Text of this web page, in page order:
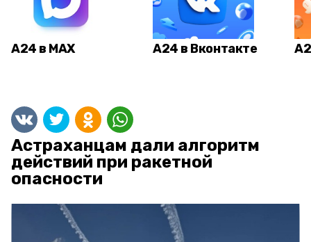
А24 в MAX А24 в Вконтакте
Астраханцам дали алгоритм
действий при ракетной
опасности